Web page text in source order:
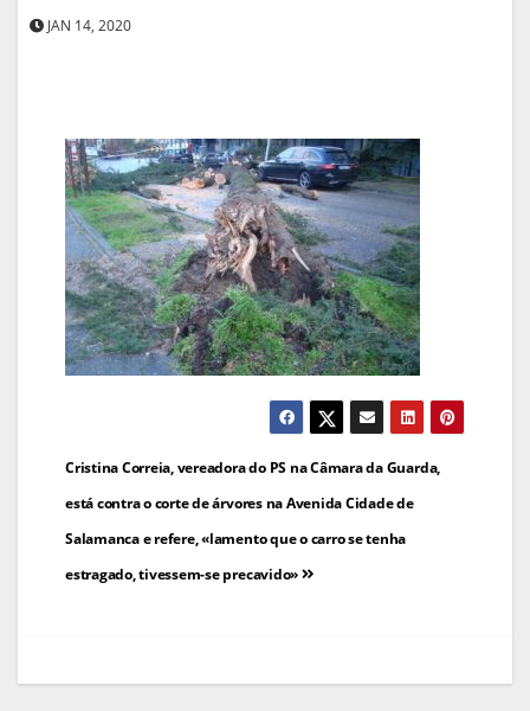
JAN 14, 2020
Navegação
de
artigos
Cristina Correia, vereadora do PS na Câmara da Guarda,
está contra o corte de árvores na Avenida Cidade de
Salamanca e refere, «lamento que o carro se tenha
estragado, tivessem-se precavido»